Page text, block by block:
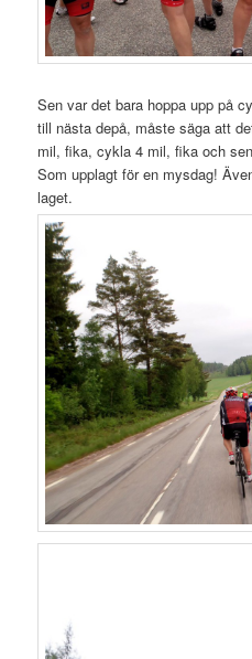
Sen var det bara hoppa upp på
till nästa depå, måste säga att
mil, fika, cykla 4 mil, fika och
Som upplagt för en mysdag!
laget.